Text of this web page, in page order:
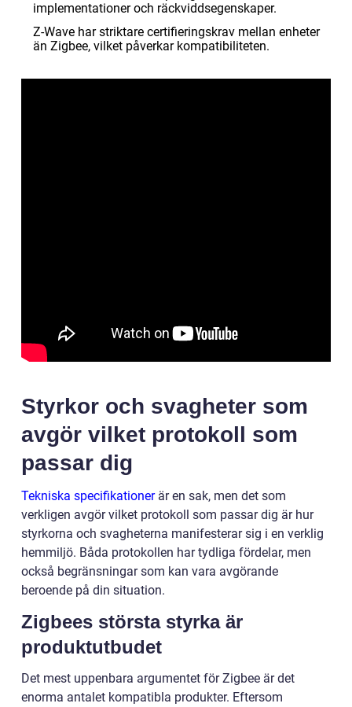
implementationer och räckviddsegenskaper.
Z-Wave har striktare certifieringskrav mellan enheter
än Zigbee, vilket påverkar kompatibiliteten.
Styrkor och svagheter som
avgör vilket protokoll som
passar dig
Tekniska specifikationerär en sak, men det som
verkligen avgör vilket protokoll som passar dig är hur
styrkorna och svagheterna manifesterar sig i en verklig
hemmiljö. Båda protokollen har tydliga fördelar, men
också begränsningar som kan vara avgörande
beroende på din situation.
Zigbees största styrka är
produktutbudet
Det mest uppenbara argumentet för Zigbee är det
enorma antalet kompatibla produkter. Eftersom